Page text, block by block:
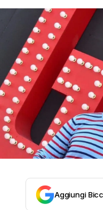
Aggiungi